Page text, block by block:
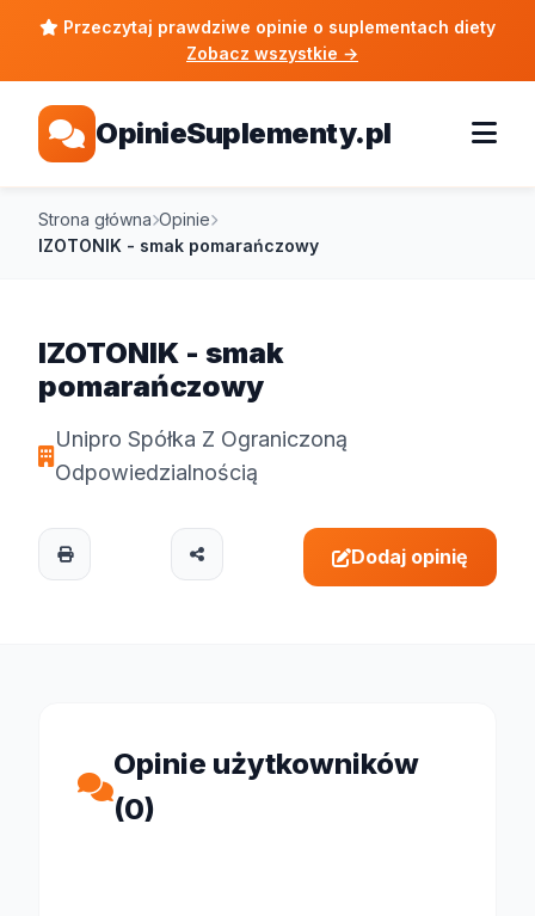
Przeczytaj prawdziwe opinie o suplementach diety
Zobacz wszystkie →
OpinieSuplementy.pl
Strona główna Opinie
IZOTONIK - smak pomarańczowy
IZOTONIK - smak
pomarańczowy
Unipro Spółka Z Ograniczoną
Odpowiedzialnością
Dodaj opinię
Opinie użytkowników
(0)